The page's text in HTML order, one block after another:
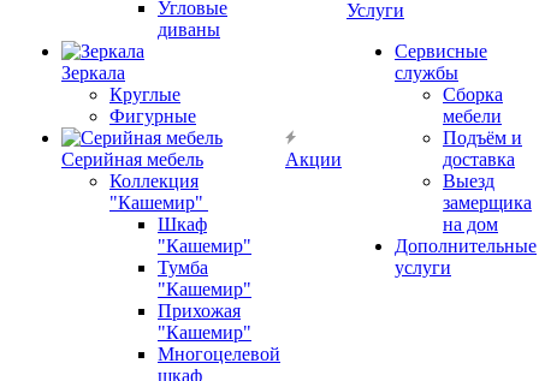
Угловые
диваны
Зеркала
Круглые
Фигурные
Серийная мебель
Коллекция
"Кашемир"
Шкаф
"Кашемир"
Тумба
"Кашемир"
Прихожая
"Кашемир"
Многоцелевой
шкаф
Акции
Услуги
Сервисные
службы
Сборка
мебели
Подъём и
доставка
Выезд
замерщика
на дом
Дополнительные
услуги